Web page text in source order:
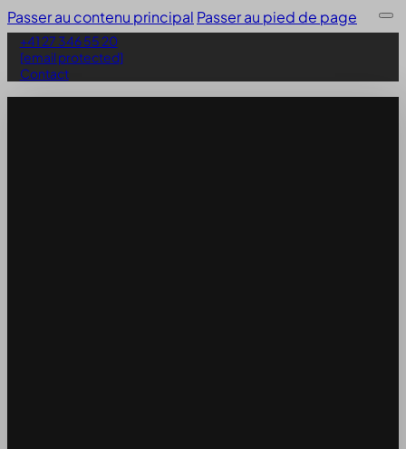
Passer au contenu principal Passer au pied de page
+41 27 346 55 20
[email protected]
Contact